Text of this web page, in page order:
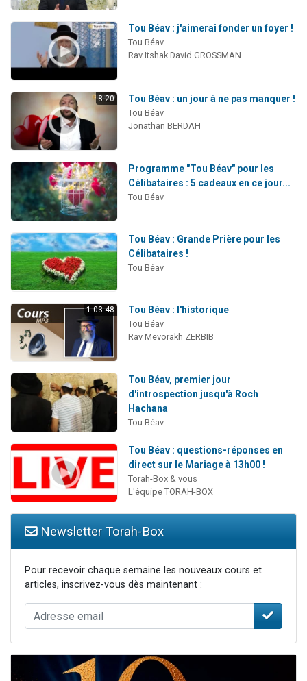
Tou Béav : j'aimerai fonder un foyer !
Tou Béav
Rav Itshak David GROSSMAN
8:20 Tou Béav : un jour à ne pas manquer !
Tou Béav
Jonathan BERDAH
Programme "Tou Béav" pour les
Célibataires : 5 cadeaux en ce jour...
Tou Béav
Tou Béav : Grande Prière pour les
Célibataires !
Tou Béav
1:03:48 Tou Béav : l'historique
Tou Béav
Rav Mevorakh ZERBIB
Tou Béav, premier jour
d'introspection jusqu'à Roch
Hachana
Tou Béav
Tou Béav : questions-réponses en
direct sur le Mariage à 13h00 !
Torah-Box & vous
L'équipe TORAH-BOX
Newsletter Torah-Box
Pour recevoir chaque semaine les nouveaux cours et
articles, inscrivez-vous dès maintenant :